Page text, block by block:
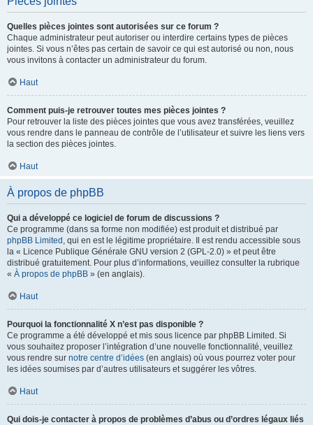
Quelles pièces jointes sont autorisées sur ce forum ?
Chaque administrateur peut autoriser ou interdire certains types de pièces
jointes. Si vous n’êtes pas certain de savoir ce qui est autorisé ou non, nous
vous invitons à contacter un administrateur du forum.
Haut
Comment puis-je retrouver toutes mes pièces jointes ?
Pour retrouver la liste des pièces jointes que vous avez transférées, veuillez
vous rendre dans le panneau de contrôle de l’utilisateur et suivre les liens vers
la section des pièces jointes.
Haut
À propos de phpBB
Qui a développé ce logiciel de forum de discussions ?
Ce programme (dans sa forme non modifiée) est produit et distribué par
phpBB Limited , qui en est le légitime propriétaire. Il est rendu accessible sous
la « Licence Publique Générale GNU version 2 (GPL-2.0) » et peut être
distribué gratuitement. Pour plus d’informations, veuillez consulter la rubrique
« À propos de phpBB » (en anglais).
Haut
Pourquoi la fonctionnalité X n’est pas disponible ?
Ce programme a été développé et mis sous licence par phpBB Limited. Si
vous souhaitez proposer l’intégration d’une nouvelle fonctionnalité, veuillez
vous rendre sur notre centre d’idées (en anglais) où vous pourrez voter pour
les idées soumises par d’autres utilisateurs et suggérer les vôtres.
Haut
Qui dois-je contacter à propos de problèmes d’abus ou d’ordres légaux liés